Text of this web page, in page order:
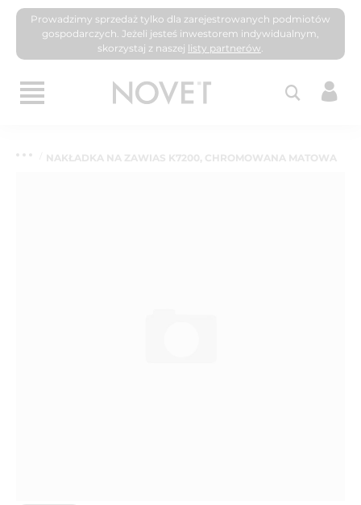
Prowadzimy sprzedaż tylko dla zarejestrowanych podmiotów
gospodarczych. Jeżeli jesteś inwestorem indywidualnym,
skorzystaj z naszej listy partnerów.
NAKŁADKA NA ZAWIAS K7200, CHROMOWANA MATOWA